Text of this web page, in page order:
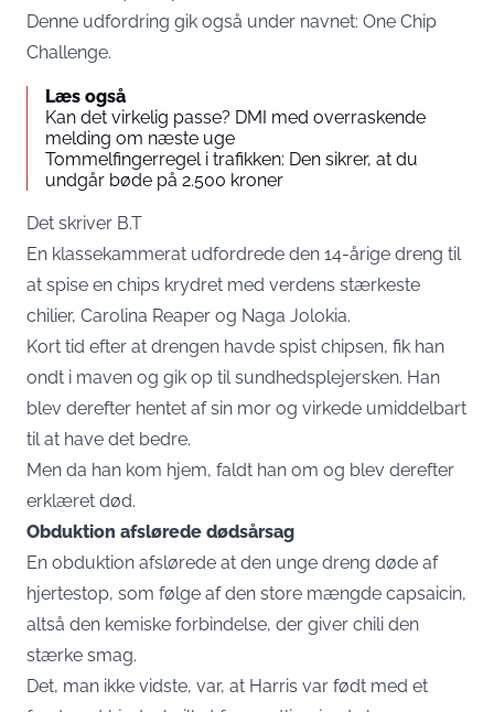
Denne udfordring gik også under navnet: One Chip
Challenge.
Læs også
Kan det virkelig passe? DMI med overraskende
melding om næste uge
Tommelfingerregel i trafikken: Den sikrer, at du
undgår bøde på 2.500 kroner
Det skriver B.T
En klassekammerat udfordrede den 14-årige dreng til
at spise en chips krydret med verdens stærkeste
chilier, Carolina Reaper og Naga Jolokia.
Kort tid efter at drengen havde spist chipsen, fik han
ondt i maven og gik op til sundhedsplejersken. Han
blev derefter hentet af sin mor og virkede umiddelbart
til at have det bedre.
Men da han kom hjem, faldt han om og blev derefter
erklæret død.
Obduktion afslørede dødsårsag
En obduktion afslørede at den unge dreng døde af
hjertestop, som følge af den store mængde capsaicin,
altså den kemiske forbindelse, der giver chili den
stærke smag.
Det, man ikke vidste, var, at Harris var født med et